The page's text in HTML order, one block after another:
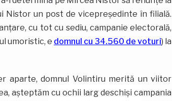
Nistor un post de vicepreședinte în filială.
cu tot cu sediu, campanie electorală,
umoristic, e domnul cu 34.560 de voturi) la
aparte, domnul Volintiru merită un viitor
așteptăm cu ochii larg deschiși campania